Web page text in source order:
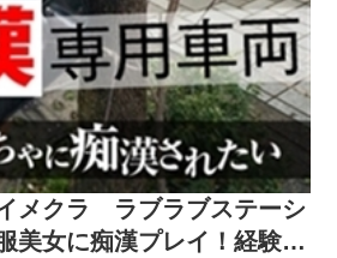
イメクラ ラブラブステーシ
女に痴漢プレイ！経験が